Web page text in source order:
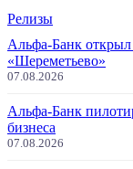
Релизы
Альфа-Банк
«Шереметьево»
07.08.2026
Альфа-Банк
бизнеса
07.08.2026